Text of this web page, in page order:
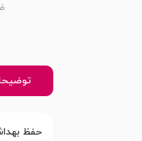
حفظ